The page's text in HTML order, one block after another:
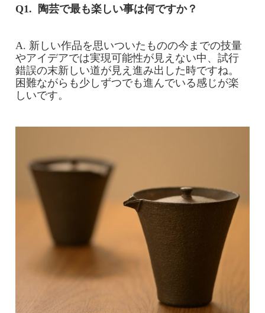
Q1. 陶芸で最も楽しい事は何ですか？
A. 新しい作品を思いついたものの今までの技量
やアイデアでは実現可能性が見えない中、試行
錯誤の末新しい道が見え進み出した時ですね。
困難ながらも少しずつでも進んでいる感じが楽
しいです。